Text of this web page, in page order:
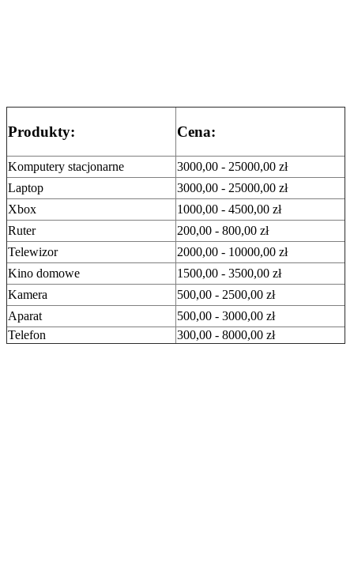
Produkty: Cena:
Komputery stacjonarne
3000,00 - 25000,00 zł
Laptop
3000,00 - 25000,00 zł
Xbox
1000,00 - 4500,00 zł
Ruter
200,00 - 800,00 zł
Telewizor
2000,00 - 10000,00 zł
Kino domowe
1500,00 - 3500,00 zł
Kamera
500,00 - 2500,00 zł
Aparat
500,00 - 3000,00 zł
Telefon
300,00 - 8000,00 zł